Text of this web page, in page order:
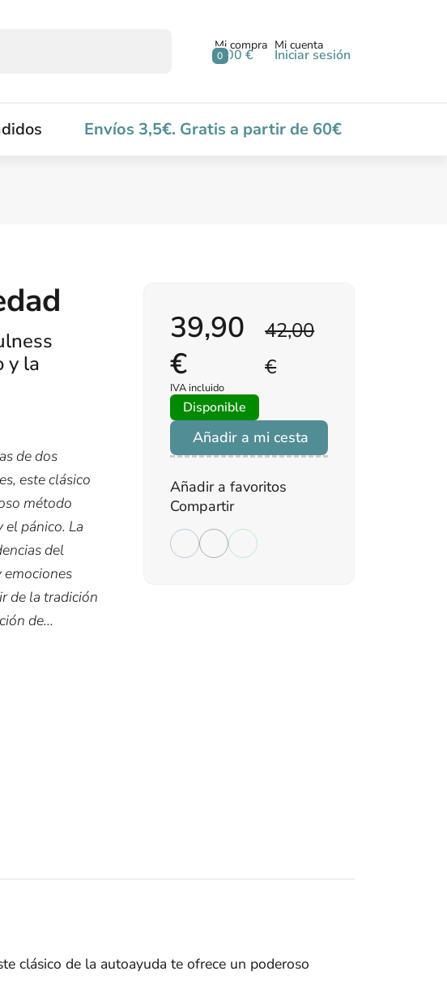
0
Mi compra
0,00 €
Mi cuenta
Iniciar sesión
Envíos 3,5€. Gratis a partir de 60€
y la
de dos
este clásico
método
el pánico. La
del
emociones
de la tradición
de...
42,00
€
39,90
€
IVA incluido
Disponible
Añadir a mi cesta
Añadir a favoritos
Compartir
clásico de la autoayuda te ofrece un poderoso